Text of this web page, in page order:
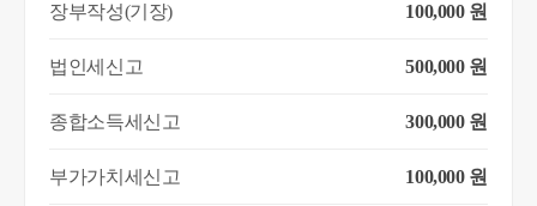
장부작성(기장) 100,000 원
법인세신고 500,000 원
종합소득세신고 300,000 원
부가가치세신고 100,000 원